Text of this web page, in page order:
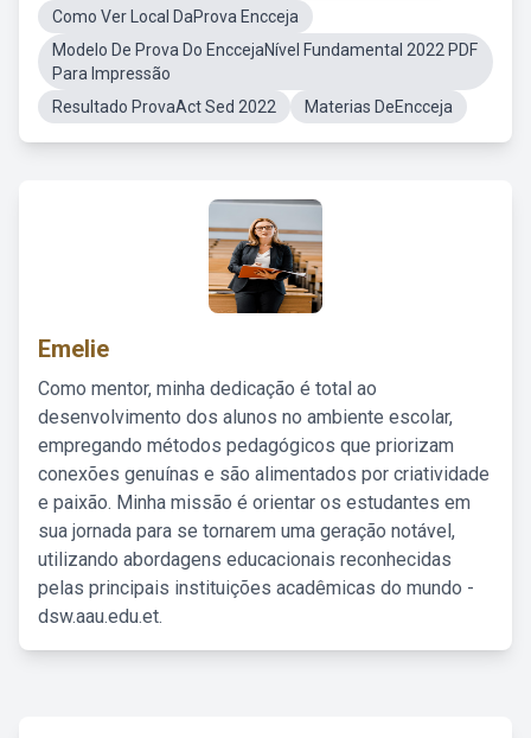
Como Ver Local DaProva Encceja
Modelo De Prova Do EnccejaNível Fundamental 2022 PDF
Para Impressão
Resultado ProvaAct Sed 2022
Materias DeEncceja
Emelie
Como mentor, minha dedicação é total ao
desenvolvimento dos alunos no ambiente escolar,
empregando métodos pedagógicos que priorizam
conexões genuínas e são alimentados por criatividade
e paixão. Minha missão é orientar os estudantes em
sua jornada para se tornarem uma geração notável,
utilizando abordagens educacionais reconhecidas
pelas principais instituições acadêmicas do mundo -
dsw.aau.edu.et.